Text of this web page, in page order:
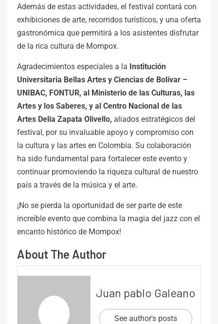
Además de estas actividades, el festival contará con
exhibiciones de arte, recorridos turísticos, y una oferta
gastronómica que permitirá a los asistentes disfrutar
de la rica cultura de Mompox.
Agradecimientos especiales a la Institución
Universitaria Bellas Artes y Ciencias de Bolívar –
UNIBAC, FONTUR, al Ministerio de las Culturas, las
Artes y los Saberes, y al Centro Nacional de las
Artes Delia Zapata Olivello, aliados estratégicos del
festival, por su invaluable apoyo y compromiso con
la cultura y las artes en Colombia. Su colaboración
ha sido fundamental para fortalecer este evento y
continuar promoviendo la riqueza cultural de nuestro
país a través de la música y el arte.
¡No se pierda la oportunidad de ser parte de este
increíble evento que combina la magia del jazz con el
encanto histórico de Mompox!
About The Author
Juan pablo Galeano
See author's posts